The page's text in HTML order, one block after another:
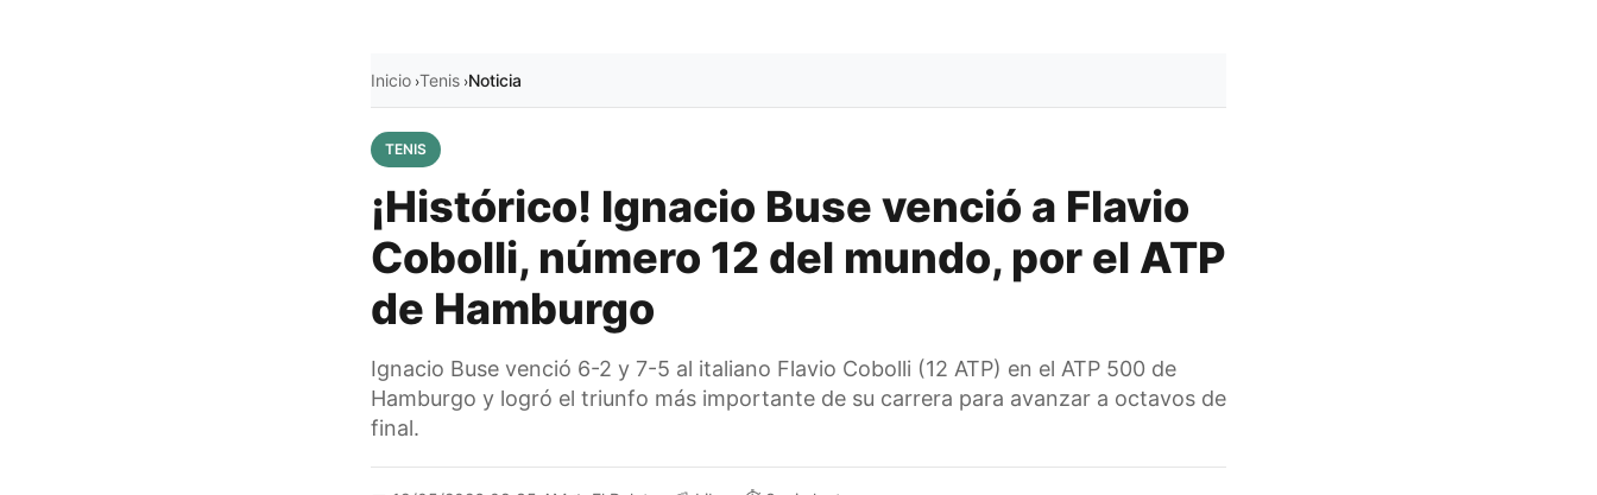
Inicio ›Tenis ›Noticia
TENIS
¡Histórico! Ignacio Buse venció a Flavio
Cobolli, número 12 del mundo, por el ATP
de Hamburgo
Ignacio Buse venció 6-2 y 7-5 al italiano Flavio Cobolli (12 ATP) en el ATP 500 de
Hamburgo y logró el triunfo más importante de su carrera para avanzar a octavos de
final.